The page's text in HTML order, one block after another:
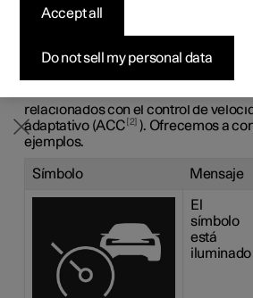
Vehículos con entrega
Configurar
Vehículos con entrega
Configurar
Vehículos con entrega
Configurar
Descubre Polestar 5
Configurar
Comprar Polestar 3
Comprar Polestar 4
Cómo comprar
Opciones de
Noticias
Newsletter
velocidad
adaptativo* 1
relacionados con el control de
adaptativo (ACC 2
). Ofrecemos a
ejemplos.
Símbolo Mensaje
El
símbolo
está
iluminado
Do not sell my personal data
Accept all